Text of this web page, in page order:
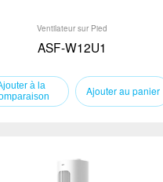
Ventilateur sur Pied
ASF-W12U1
Ajouter au panier